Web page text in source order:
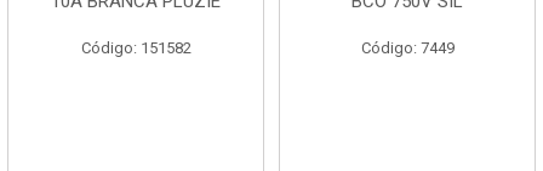
Código: 151582 Código: 7449